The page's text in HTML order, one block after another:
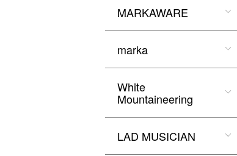
MARKAWARE
marka
White
Mountaineering
LAD MUSICIAN